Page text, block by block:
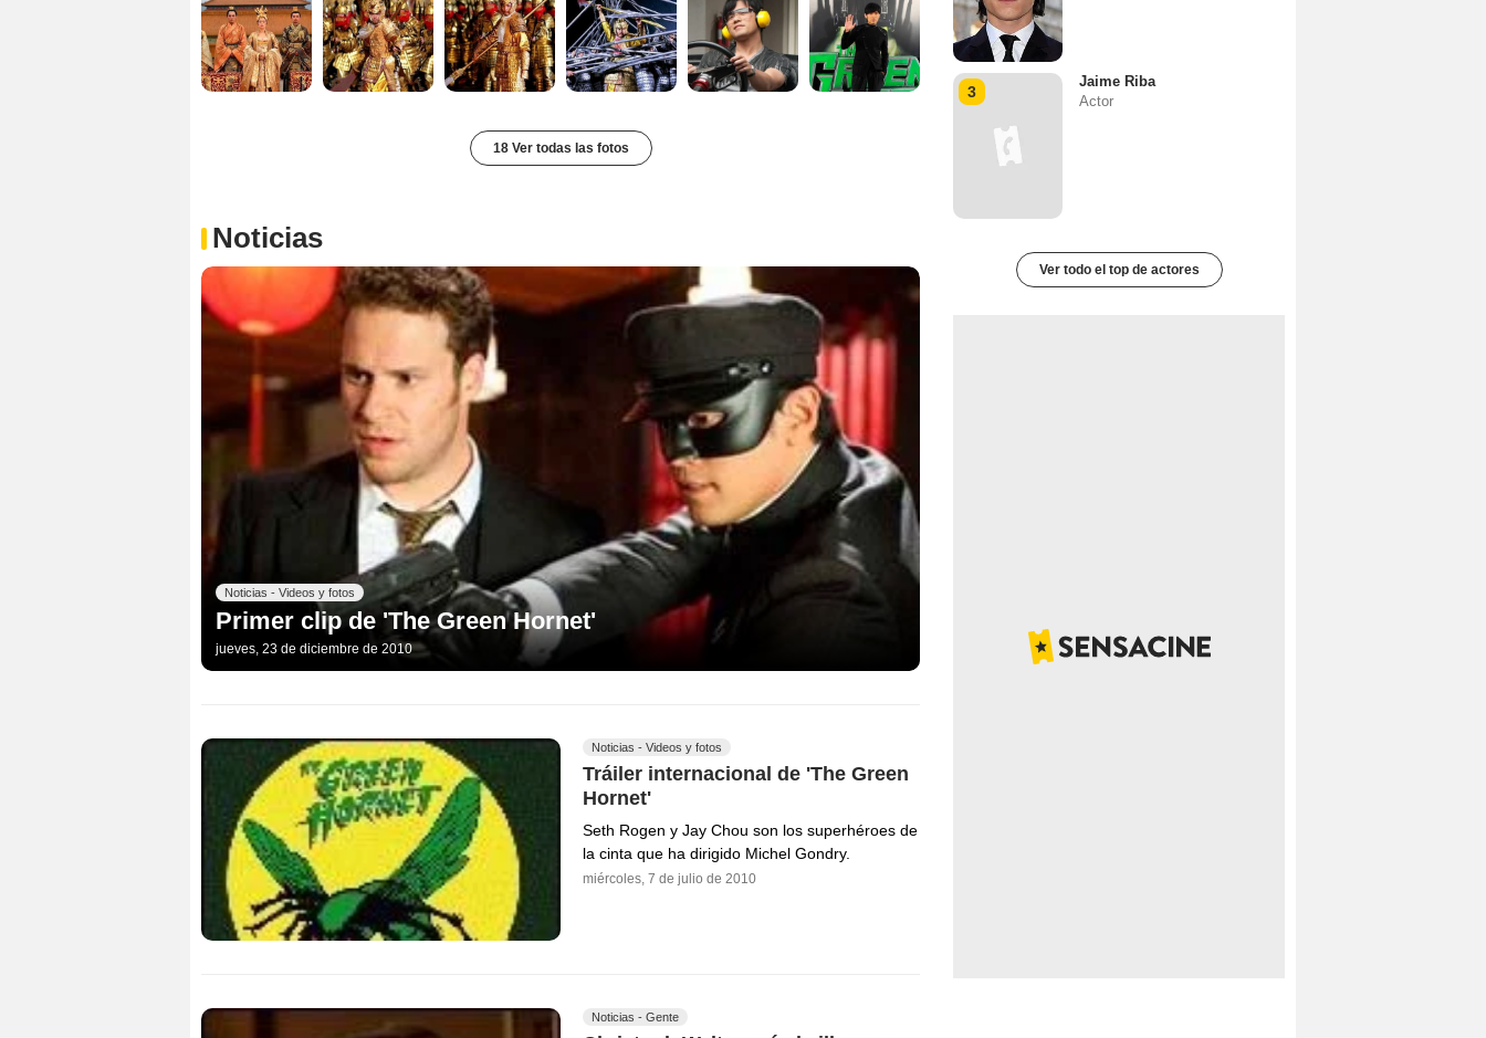
18 Ver todas las fotos
Noticias
Noticias - Videos y fotos
Primer clip de 'The Green Hornet'
jueves, 23 de diciembre de 2010
Noticias - Videos y fotos
Tráiler internacional de 'The Green
Hornet'
Seth Rogen y Jay Chou son los superhéroes de
la cinta que ha dirigido Michel Gondry.
miércoles, 7 de julio de 2010
Noticias - Gente
3
Jaime Riba
Actor
Ver todo el top de actores